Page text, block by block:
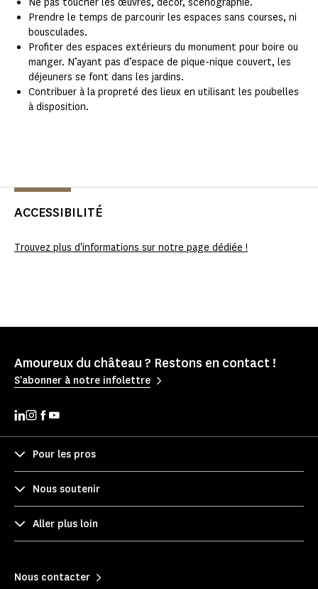
Prendre le temps de parcourir les espaces sans courses, ni
bousculades.
Profiter des espaces extérieurs du monument pour boire ou
manger. N’ayant pas d’espace de pique-nique couvert, les
déjeuners se font dans les jardins.
Contribuer à la propreté des lieux en utilisant les poubelles
à disposition.
ACCESSIBILITÉ
Trouvez plus d'informations sur notre page dédiée !
Amoureux du château ? Restons en contact !
S'abonner à notre infolettre
Pour les pros
Nous soutenir
Aller plus loin
Nous contacter